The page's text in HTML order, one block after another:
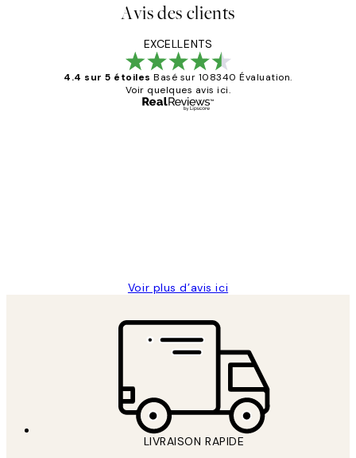
Avis des clients
EXCELLENTS
4.4 sur 5 étoiles Basé sur 108340 Évaluation.
Voir quelques avis ici.
Voir plus d’avis ici
LIVRAISON RAPIDE